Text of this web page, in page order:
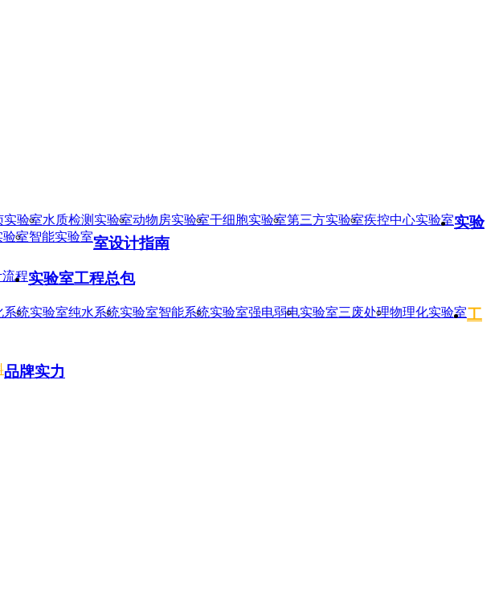
实验室水质检测实验室动物房实验室干细胞实验室第三方实验室疾控中心实验室
验室智能实验室
实验
室设计指南
程实验室工程总包
系统实验室纯水系统实验室智能系统实验室强电弱电实验室三废处理物理化实验室工
品牌实力